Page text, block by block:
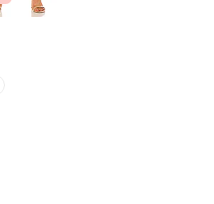
ICON TO SEE MORE OPTIONS
CLOUD 6